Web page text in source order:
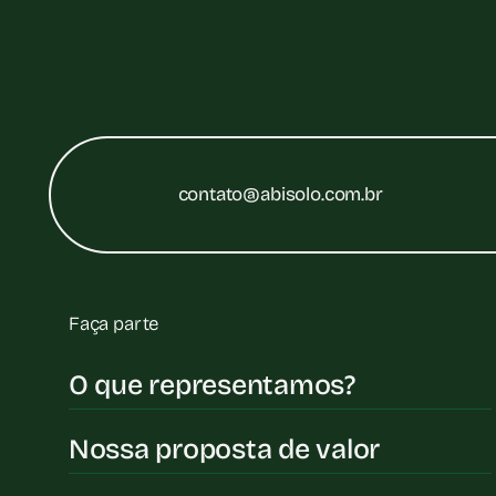
contato@abisolo.com.br
Faça parte
O que representamos?
Nossa proposta de valor